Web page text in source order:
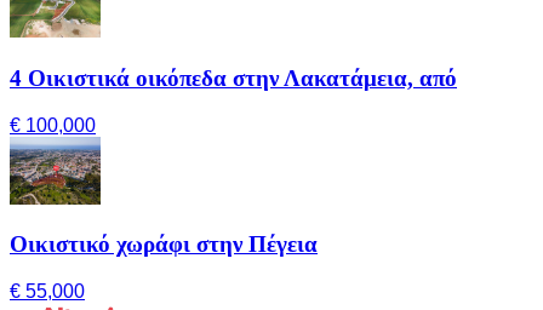
4 Οικιστικά οικόπεδα στην Λακατάμεια, από
€ 100,000
Οικιστικό χωράφι στην Πέγεια
€ 55,000